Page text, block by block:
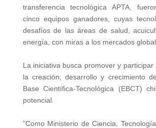
transferencia tecnológica APTA,
cinco equipos ganadores, cuyas
desafíos de las áreas de salud,
energía, con miras a los mercados
La iniciativa busca promover y participar
la creación, desarrollo y crecimiento
Base Científica-Tecnológica (EBCT)
potencial.
"Como Ministerio de Ciencia,